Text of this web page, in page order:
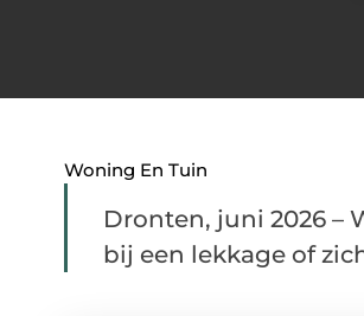
Woning En Tuin
Dronten, juni 2026 –
bij een lekkage of